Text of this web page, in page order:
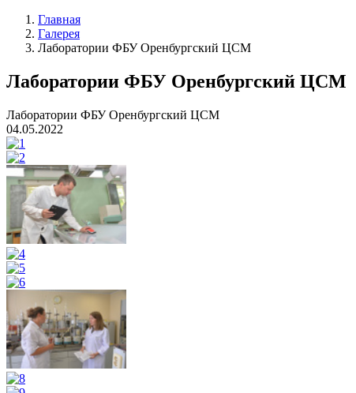
Главная
Галерея
Лаборатории ФБУ Оренбургский ЦСМ
Лаборатории ФБУ Оренбургский ЦСМ
Лаборатории ФБУ Оренбургский ЦСМ
04.05.2022